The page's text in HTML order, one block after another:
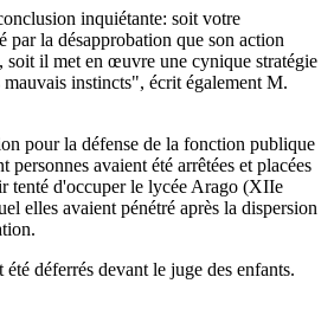
inquiétante: soit votre
par la désapprobation que son action
soit il met en œuvre une cynique stratégie
instincts", écrit également M.
pour la défense de la fonction publique
personnes avaient été arrêtées et placées
tenté d'occuper le lycée Arago (XIIe
elles avaient pénétré après la dispersion
déferrés devant le juge des enfants.